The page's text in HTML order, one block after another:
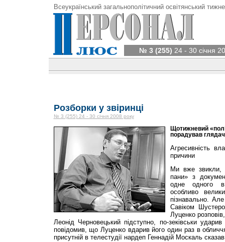
Всеукраїнський загальнополітичний освітянський
№ 3 (255) 24 - 30 січня
Розборки у звіринці
№ 3 (255) 24 - 30 січня 2008 року
Щотижневий
порадував
Агресивність
причини
Ми вже звикли,
пани» з
одне одного
особливо
пізнавально.
Савіком
Луценко
Леонід Черновецький підступно, по-зеківськи
повідомив, що Луценко вдарив його один раз в
присутній в телестудії нардеп Геннадій Москаль